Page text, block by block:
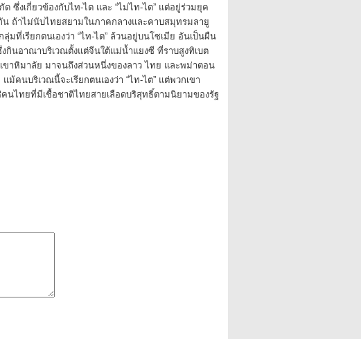
ด ซึ่งเกี่ยวข้องกับไท-ไต และ “ไม่ไท-ไต” แต่อยู่ร่วมยุค
น ถ้าไม่นับไทยสยามในภาคกลางและคาบสมุทรมลายู
ลุ่มที่เรียกตนเองว่า “ไท-ไต” ล้วนอยู่บนโซเมีย อันเป็นผืน
กินอาณาบริเวณตั้งแต่จีนใต้แม่น้ำแยงซี ที่ราบสูงทิเบต
เขาหิมาลัย มาจนถึงส่วนหนึ่งของลาว ไทย และพม่าตอน
แม้คนบริเวณนี้จะเรียกตนเองว่า “ไท-ไต” แต่พวกเขา
นไทยที่มีเชื้อชาติไทยสายเลือดบริสุทธิ์ตามนิยามของรัฐ